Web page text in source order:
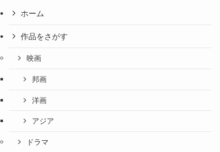
ホーム
作品をさがす
映画
邦画
洋画
アジア
ドラマ